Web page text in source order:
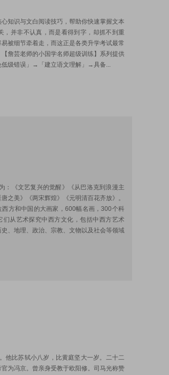
知识与文白阅读技巧，帮助你快速掌握文本
，并非不认真，而是看得到字，却抓不到重
被细节牵着走，而这正是各类升学考试最常
詹芸老师的小国学名师超级训练】系列提供
低级错误」→「建立语文理解」→具备...
：《文艺复兴的觉醒》《从巴洛克到浪漫主
之美》《两宋辉煌》《元明清百花齐放》。
方和中国的大画家，600幅名画，300个科
从艺术探究中西方文化，包括中西方艺术
史、地理、政治、宗教、文物以及社会等领域
他比苏轼小八岁，比黄庭坚大一岁。二十二
为冯京。曾亲身受教于欧阳修。司马光称赞